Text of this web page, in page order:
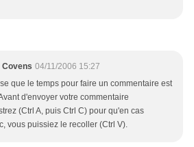
Covens 04/11/2006 15:27
que le temps pour faire un commentaire est
d'envoyer votre commentaire
(Ctrl A, puis Ctrl C) pour qu'en cas
vous puissiez le recoller (Ctrl V).